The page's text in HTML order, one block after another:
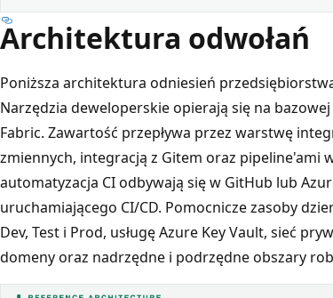
Architektura odwołań
Poniższa architektura odniesień
Narzędzia deweloperskie opierają się na
Fabric. Zawartość przepływa przez warstwę
zmiennych, integracją z Gitem oraz pipeline'ami
automatyzacja CI odbywają się w GitHub lub
uruchamiającego CI/CD. Pomocnicze zasoby
Dev, Test i Prod, usługę Azure Key Vault, sieć
domeny oraz nadrzędne i podrzędne obszary